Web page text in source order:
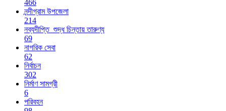
466
নন্দীগ্রাম উপজেলা
214
নব্যদীপ্তি_শুদ্ধ চিন্তায় তারুণ্য
69
নাগরিক সেবা
62
নির্বাচন
302
নির্মাণ সামগ্রী
6
পরিবহন